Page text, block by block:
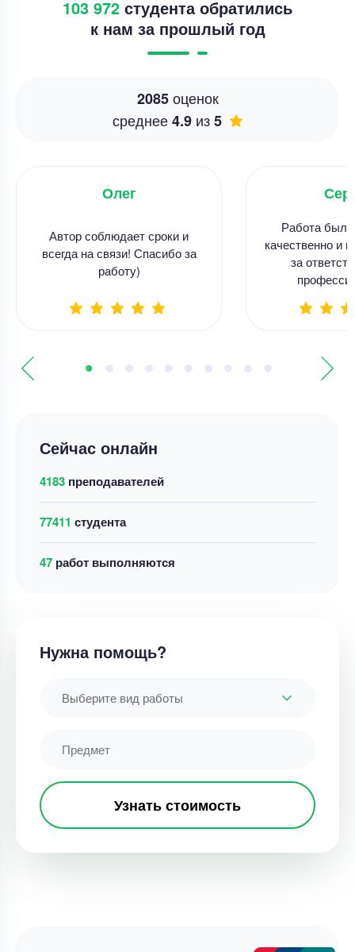
Сейчас онлайн
4183 преподавателей
77411 студента
54 работ выполняются
Нужна помощь?
Выберите вид работы
Узнать стоимость
103 972 студента обратились
к нам за прошлый год
2085оценок
среднее4.9 из5
Олег
Автор соблюдает сроки и
всегда на связи! Спасибо за
работу)
Работа
качественно и
за